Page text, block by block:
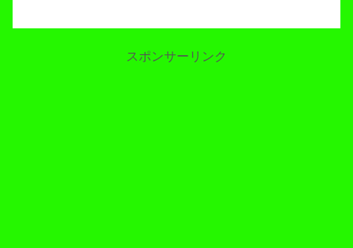
は、まあまあ当たり商品だと思います。
スポンサーリンク